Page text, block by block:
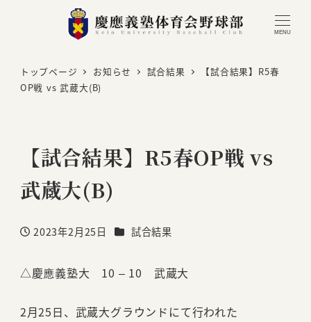
MENU
トップページ お知らせ 試合結果
【試合結果】R5春
OP戦 vs 武蔵大(B)
【試合結果】R5春OP戦 vs
武蔵大(B)
投稿日
2023年2月25日 カテゴリー
試合結果
△慶應義塾大 10 – 10 武蔵大
2月25日、武蔵大グラウンドにて行われた